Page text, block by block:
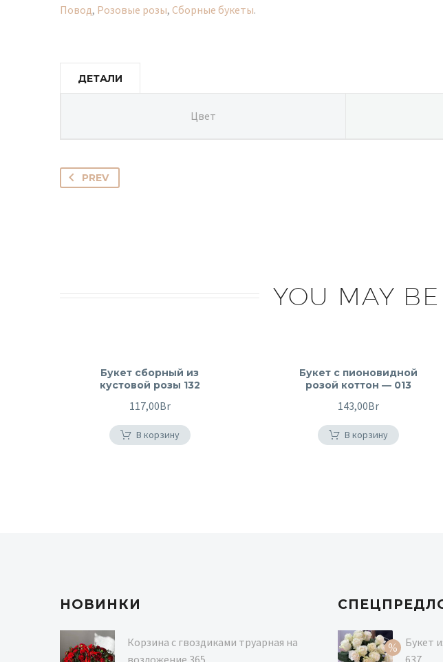
Повод, Розовые розы, Сборные букеты.
ДЕТАЛИ
Цвет
PREV
YOU MAY
Букет сборный из
кустовой розы 132
117,00Br
В корзину
Букет c пионовидной
розой коттон — 013
143,00Br
В корзину
НОВИНКИ
Корзина с гвоздиками труарная на
возложение 365
Букет
637